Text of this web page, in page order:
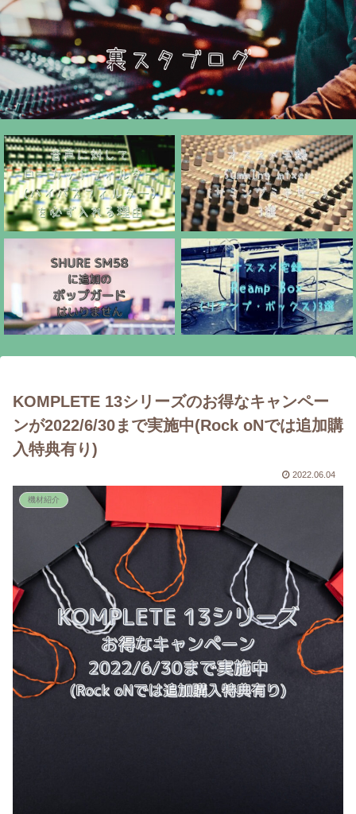
KOMPLETE 13シリーズのお得なキャンペー
ンが2022/6/30まで実施中(Rock oNでは追加購
入特典有り)
2022.06.04
機材紹介